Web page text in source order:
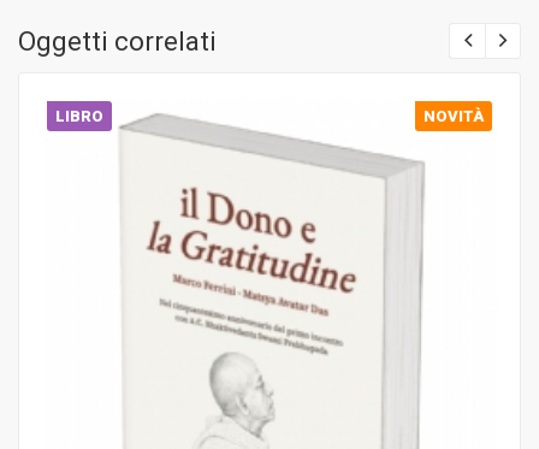
Oggetti correlati
LIBRO NOVITÀ